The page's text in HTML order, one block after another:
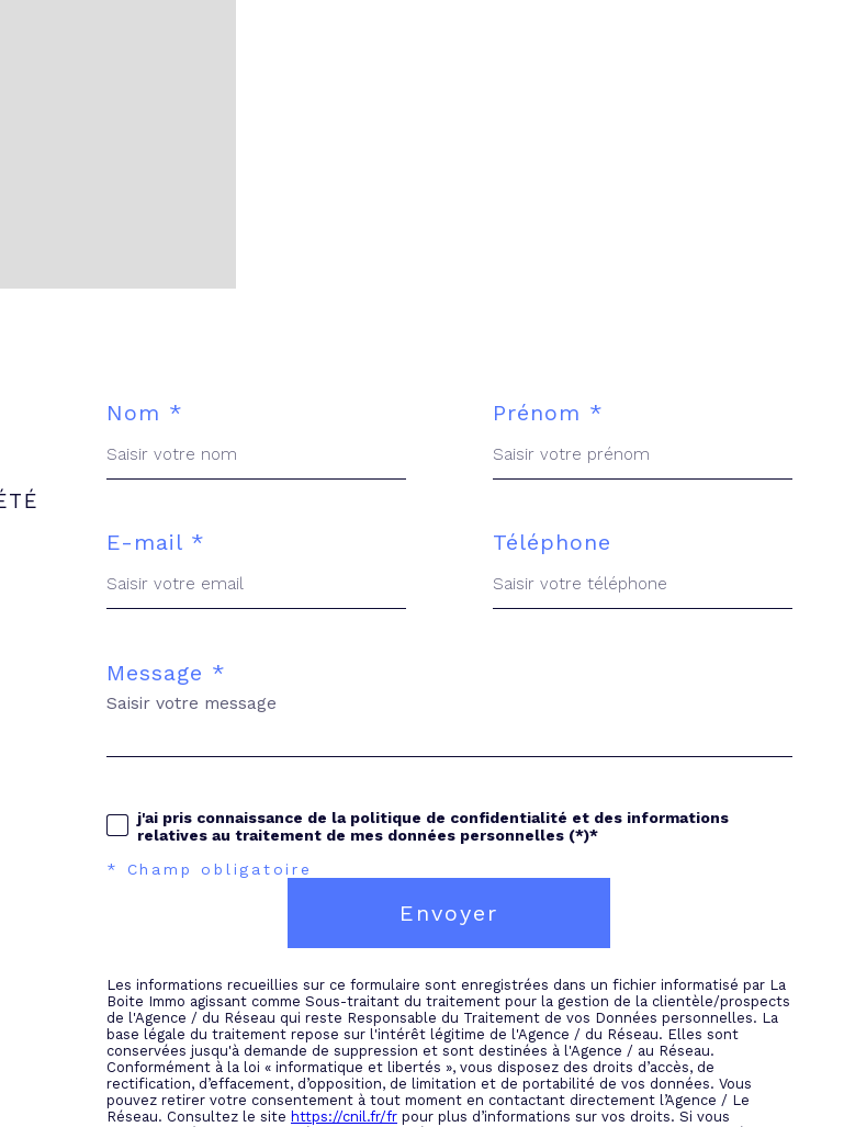
Nom * Prénom *
E-mail * Téléphone
Message *
j'ai pris connaissance de la politique de confidentialité et des informations
relatives au traitement de mes données personnelles (*)*
* Champ obligatoire
Envoyer
Les informations recueillies sur ce formulaire sont enregistrées dans un fichier informatisé par La
Boite Immo agissant comme Sous-traitant du traitement pour la gestion de la clientèle/prospects
de l'Agence / du Réseau qui reste Responsable du Traitement de vos Données personnelles. La
base légale du traitement repose sur l'intérêt légitime de l'Agence / du Réseau. Elles sont
conservées jusqu'à demande de suppression et sont destinées à l'Agence / au Réseau.
Conformément à la loi « informatique et libertés », vous disposez des droits d’accès, de
rectification, d’effacement, d’opposition, de limitation et de portabilité de vos données. Vous
pouvez retirer votre consentement à tout moment en contactant directement l’Agence / Le
Réseau. Consultez le site https://cnil.fr/fr pour plus d’informations sur vos droits. Si vous